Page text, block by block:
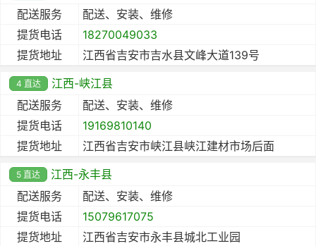
配送服务
配送、安装、维修
提货电话
18270049033
提货地址
江西省吉安市吉水县文峰大道139号
4 直达
江西-峡江县
配送服务
配送、安装、维修
提货电话
19169810140
提货地址
江西省吉安市峡江县峡江建材市场后面
5 直达
江西-永丰县
配送服务
配送、安装、维修
提货电话
15079617075
提货地址
江西省吉安市永丰县城北工业园